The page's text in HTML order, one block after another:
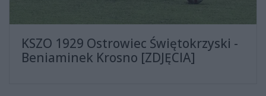
KSZO 1929 Ostrowiec Świętokrzyski -
Beniaminek Krosno [ZDJĘCIA]